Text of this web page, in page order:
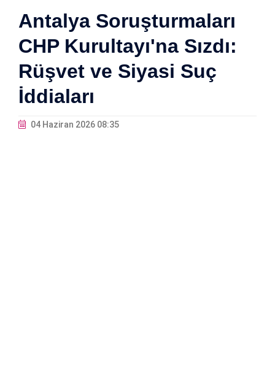
Antalya Soruşturmaları
CHP Kurultayı'na Sızdı:
Rüşvet ve Siyasi Suç
İddiaları
04 Haziran 2026 08:35